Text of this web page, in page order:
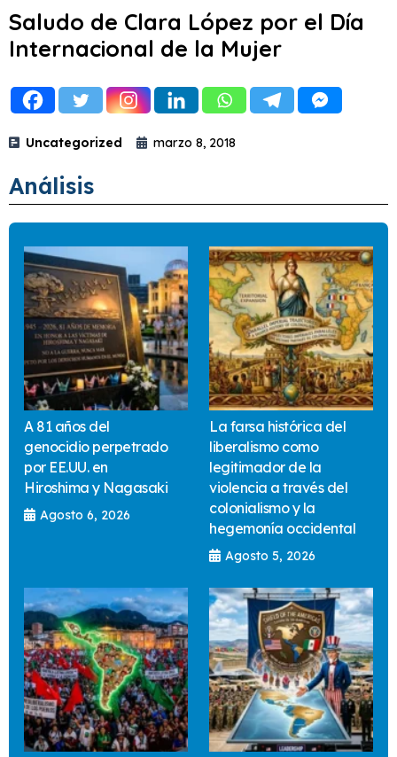
Saludo de Clara López por el Día
Internacional de la Mujer
Uncategorized marzo 8, 2018
Análisis
A 81 años del
genocidio perpetrado
por EE.UU. en
Hiroshima y Nagasaki
Agosto 6, 2026
La farsa histórica del
liberalismo como
legitimador de la
violencia a través del
colonialismo y la
hegemonía occidental
Agosto 5, 2026